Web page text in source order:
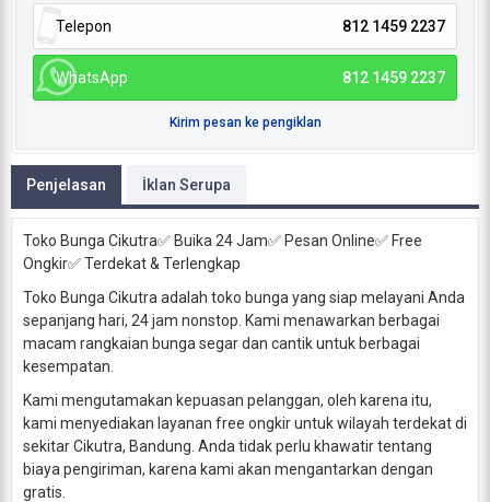
Telepon 812 1459 2237
WhatsApp 812 1459 2237
Kirim pesan ke pengiklan
Penjelasan İklan Serupa
Toko Bunga Cikutra✅ Buika 24 Jam✅ Pesan Online✅ Free
Ongkir✅ Terdekat & Terlengkap
Toko Bunga Cikutra adalah toko bunga yang siap melayani Anda
sepanjang hari, 24 jam nonstop. Kami menawarkan berbagai
macam rangkaian bunga segar dan cantik untuk berbagai
kesempatan.
Kami mengutamakan kepuasan pelanggan, oleh karena itu,
kami menyediakan layanan free ongkir untuk wilayah terdekat di
sekitar Cikutra, Bandung. Anda tidak perlu khawatir tentang
biaya pengiriman, karena kami akan mengantarkan dengan
gratis.